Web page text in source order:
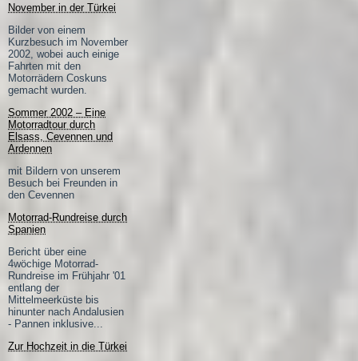
November in der Türkei
Bilder von einem
Kurzbesuch im November
2002, wobei auch einige
Fahrten mit den
Motorrädern Coskuns
gemacht wurden.
Sommer 2002 – Eine
Motorradtour durch
Elsass, Cevennen und
Ardennen
mit Bildern von unserem
Besuch bei Freunden in
den Cevennen
Motorrad-Rundreise durch
Spanien
Bericht über eine
4wöchige Motorrad-
Rundreise im Frühjahr '01
entlang der
Mittelmeerküste bis
hinunter nach Andalusien
- Pannen inklusive...
Zur Hochzeit in die Türkei